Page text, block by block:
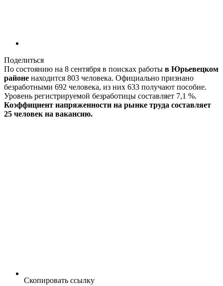
Поделиться
По состоянию на 8 сентября в поисках работы в Юрьевецком
районе находится 803 человека. Официально признано
безработными 692 человека, из них 633 получают пособие.
Уровень регистрируемой безработицы составляет 7,1 %.
Коэффициент напряженности на рынке труда составляет
25 человек на вакансию.
Скопировать ссылку